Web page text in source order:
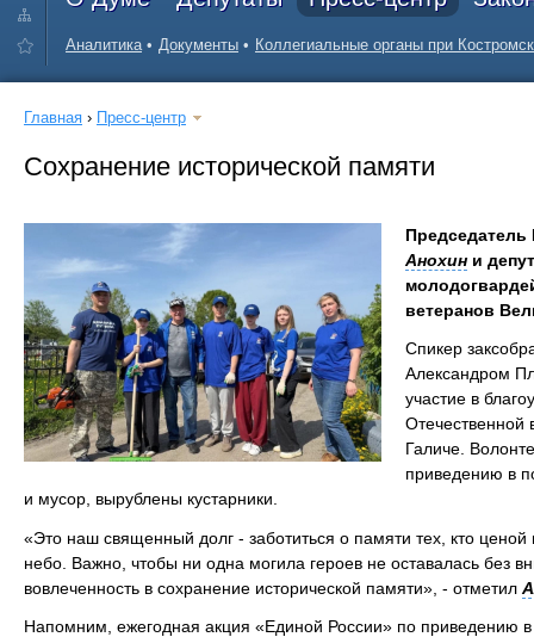
Аналитика Документы Коллегиальные органы при
Главная › Пресс-центр
Сохранение исторической памяти
Анохин и
ветеранов
Спикер
Александром
участие в
Отечественной
Галиче.
приведению в
и мусор, вырублены кустарники.
«Это наш священный долг - заботиться о памяти тех, кто
небо. Важно, чтобы ни одна могила героев не оставалась без
вовлеченность в сохранение исторической памяти», - отметил
Напомним, ежегодная акция «Единой России» по приведению